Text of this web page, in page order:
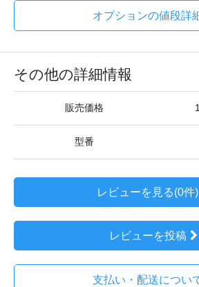
オプションの値段詳
その他の詳細情報
販売価格
型番
レビューを見る(0件)
レビューを投稿
支払い・配送につい